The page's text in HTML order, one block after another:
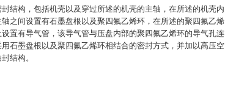
结构，包括机壳以及穿过所述的机壳的主轴，在所述的机壳内
之间设置有石墨盘根以及聚四氟乙烯环，在所述的聚四氟乙烯
置有导气管，该导气管与压盘内部的聚四氟乙烯环的导气孔连
石墨盘根以及聚四氟乙烯环相结合的密封方式，并加以高压空
结构。